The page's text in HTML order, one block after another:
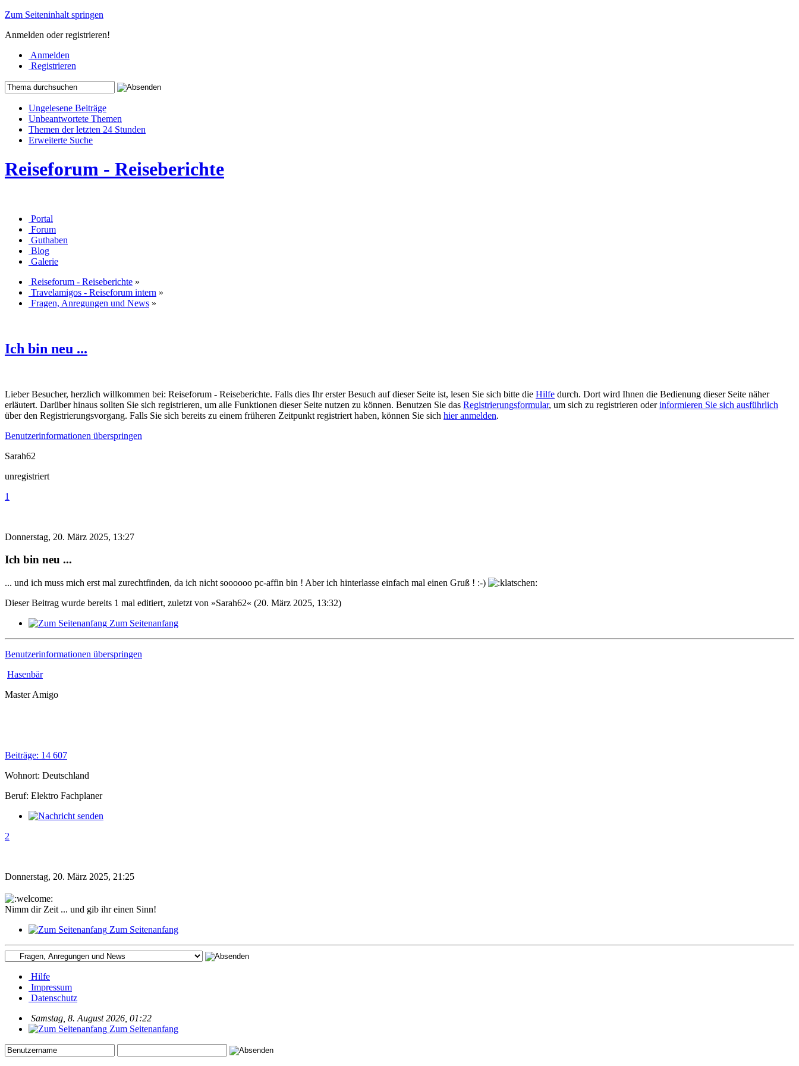
Zum Seiteninhalt springen
Anmelden oder registrieren!
Anmelden
Registrieren
Ungelesene Beiträge
Unbeantwortete Themen
Themen der letzten 24 Stunden
Erweiterte Suche
Reiseforum - Reiseberichte
Portal
Forum
Guthaben
Blog
Galerie
Reiseforum - Reiseberichte »
Travelamigos - Reiseforum intern »
Fragen, Anregungen und News »
Ich bin neu ...
Lieber Besucher, herzlich willkommen bei: Reiseforum - Reiseberichte. Falls dies Ihr erster Besuch auf dieser Seite ist, lesen Sie sich bitte die Hilfe durch. Dort wird Ihnen die Bedienung dieser Seite näher
erläutert. Darüber hinaus sollten Sie sich registrieren, um alle Funktionen dieser Seite nutzen zu können. Benutzen Sie das Registrierungsformular, um sich zu registrieren oderinformieren Sie sich ausführlich
über den Registrierungsvorgang. Falls Sie sich bereits zu einem früheren Zeitpunkt registriert haben, können Sie sich hier anmelden.
Benutzerinformationen überspringen
Sarah62
unregistriert
1
Donnerstag, 20. März 2025, 13:27
Ich bin neu ...
... und ich muss mich erst mal zurechtfinden, da ich nicht soooooo pc-affin bin ! Aber ich hinterlasse einfach mal einen Gruß ! :-)
Dieser Beitrag wurde bereits 1 mal editiert, zuletzt von »Sarah62« (20. März 2025, 13:32)
Zum Seitenanfang
Benutzerinformationen überspringen
Hasenbär
Master Amigo
Beiträge: 14 607
Wohnort: Deutschland
Beruf: Elektro Fachplaner
2
Donnerstag, 20. März 2025, 21:25
Nimm dir Zeit ... und gib ihr einen Sinn!
Zum Seitenanfang
Hilfe
Impressum
Datenschutz
Samstag, 8. August 2026, 01:22
Zum Seitenanfang